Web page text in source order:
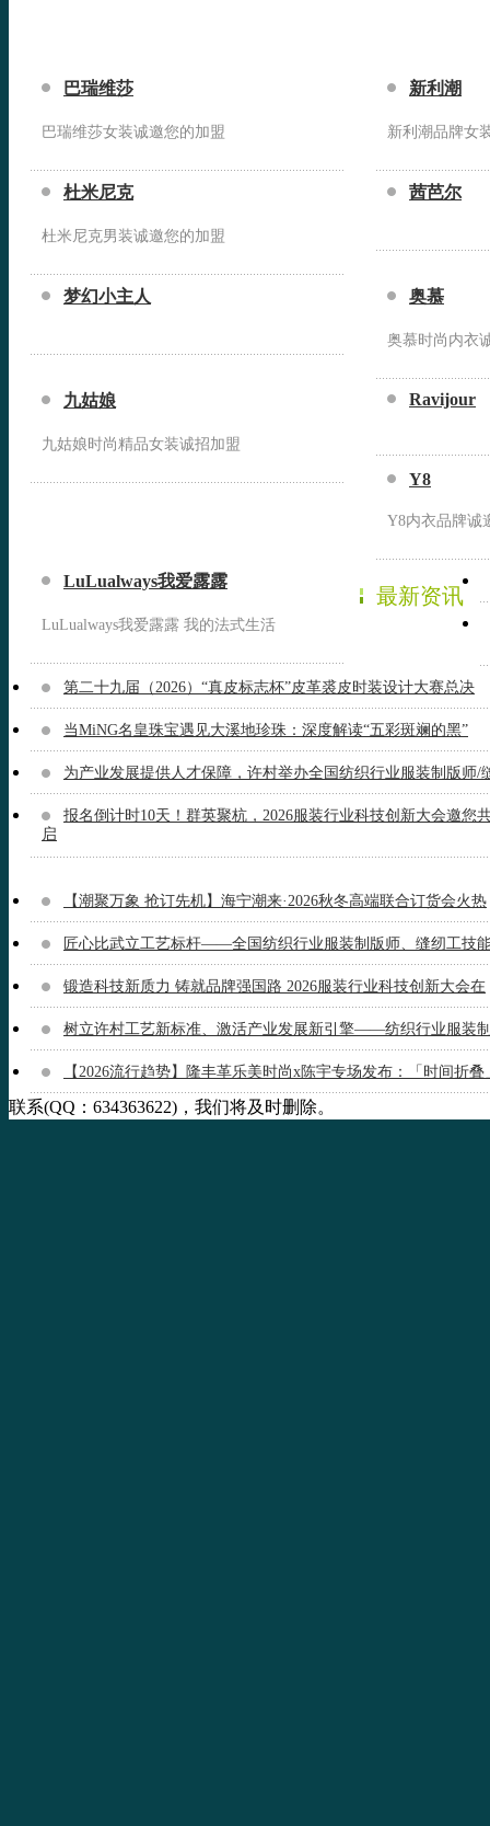
巴瑞维莎
巴瑞维莎女装诚邀您的加盟
新利潮
新利潮品牌女
杜米尼克
杜米尼克男装诚邀您的加盟
茜芭尔
梦幻小主人 奥慕
奥慕时尚内衣
九姑娘
九姑娘时尚精品女装诚招加盟
Ravijour
Y8
Y8内衣品牌诚
LuLualways我爱露露
LuLualways我爱露露 我的法式生活
最新资讯
第二十九届（2026）“真皮标志杯”皮革裘皮时装设计大赛总决
当MiNG名皇珠宝遇见大溪地珍珠：深度解读“五彩斑斓的黑”
为产业发展提供人才保障，许村举办全国纺织行业服装制版师/
报名倒计时10天！群英聚杭，2026服装行业科技创新大会邀您
启
【潮聚万象 抢订先机】海宁潮来·2026秋冬高端联合订货会火热
匠心比武立工艺标杆——全国纺织行业服装制版师、缝纫工技
锻造科技新质力 铸就品牌强国路 2026服装行业科技创新大会在
树立许村工艺新标准、激活产业发展新引擎——纺织行业服装
【2026流行趋势】隆丰革乐美时尚x陈宇专场发布：「时间折叠
联系(QQ：634363622)，我们将及时删除。